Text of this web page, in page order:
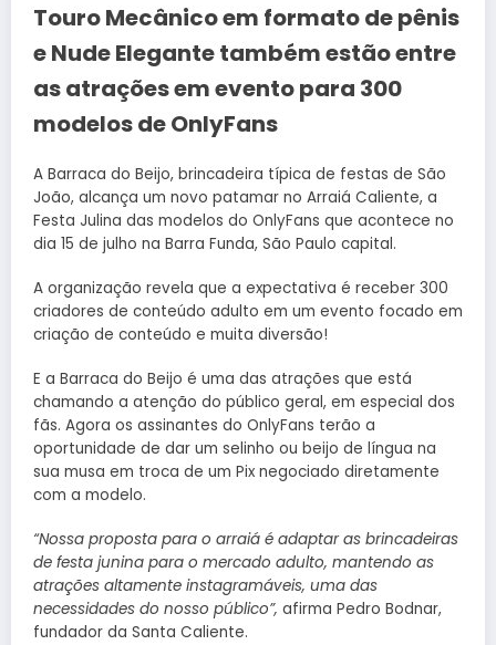
Touro Mecânico em formato de pênis
e Nude Elegante também estão entre
as atrações em evento para 300
modelos de OnlyFans
A Barraca do Beijo, brincadeira típica de festas de São
João, alcança um novo patamar no Arraiá Caliente, a
Festa Julina das modelos do OnlyFans que acontece no
dia 15 de julho na Barra Funda, São Paulo capital.
A organização revela que a expectativa é receber 300
criadores de conteúdo adulto em um evento focado em
criação de conteúdo e muita diversão!
E a Barraca do Beijo é uma das atrações que está
chamando a atenção do público geral, em especial dos
fãs. Agora os assinantes do OnlyFans terão a
oportunidade de dar um selinho ou beijo de língua na
sua musa em troca de um Pix negociado diretamente
com a modelo.
“Nossa proposta para o arraiá é adaptar as brincadeiras
de festa junina para o mercado adulto, mantendo as
atrações altamente instagramáveis, uma das
necessidades do nosso público”, afirma Pedro Bodnar,
fundador da Santa Caliente.